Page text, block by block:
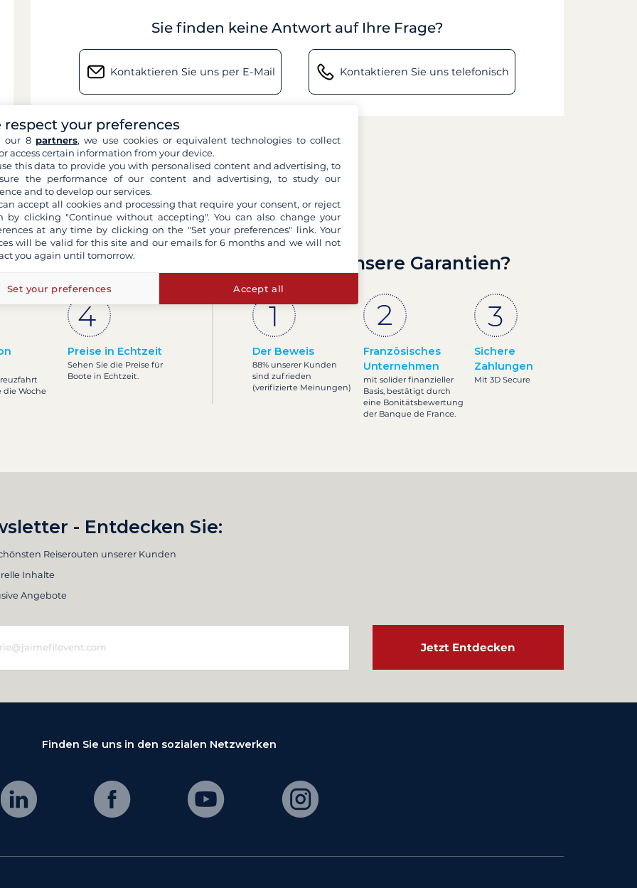
Sie finden keine Antwort auf Ihre Frage?
Kontaktieren Sie uns per E-Mail Kontaktieren Sie uns telefonisch
gehen?
die Woche
Preise in Echtzeit
Sehen Sie die Preise für
Boote in Echtzeit.
Was sind unsere Garantien?
Der Beweis
88% unserer Kunden
sind zufrieden
(verifizierte Meinungen)
Französisches
Unternehmen
mit solider finanzieller
Basis, bestätigt durch
eine Bonitätsbewertung
der Banque de France.
Sichere
Zahlungen
Mit 3D Secure
- Entdecken Sie:
Reiserouten unserer Kunden
Inhalte
Angebote
Jetzt Entdecken
Finden Sie uns in den sozialen Netzwerken
respect your preferences
our 8 partners, we use cookies or equivalent technologies to collect
access certain information from your device.
this data to provide you with personalised content and advertising, to
the performance of our content and advertising, to study our
and to develop our services.
accept all cookies and processing that require your consent, or reject
by clicking "Continue without accepting". You can also change your
at any time by clicking on the "Set your preferences" link. Your
will be valid for this site and our emails for 6 months and we will not
you again until tomorrow.
Set your preferences Accept all